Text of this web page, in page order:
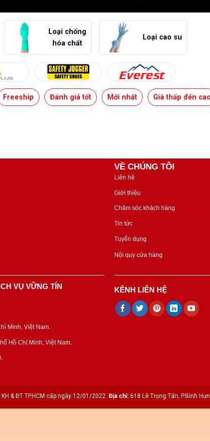
Loại chống
hóa chất
Loại cao su
Freeship Đánh giá tốt Mới nhất Giá thấp đến cao
VỀ CHÚNG TÔI
Liên hệ
Giới thiệu
Chăm sóc khách hàng
Tin tức
Tuyển dụng
Nội quy cửa hàng
VỤ VỮNG TÍN
Minh, Việt Nam.
Hồ Chí Minh, Việt Nam.
KÊNH LIÊN HỆ
& ĐT TP.HCM cấp ngày 12/01/2022. Địa chỉ: 618 Lê Trọng Tấn, P.Bình